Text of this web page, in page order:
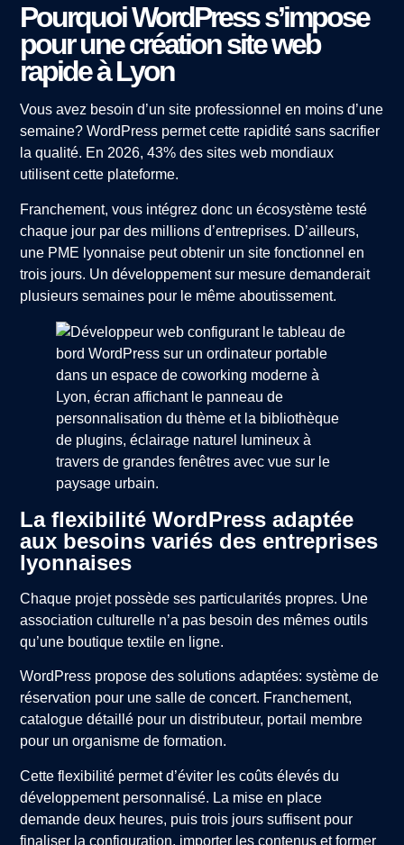
Pourquoi WordPress s’impose
pour une création site web
rapide à Lyon
Vous avez besoin d’un site professionnel en moins d’une
semaine? WordPress permet cette rapidité sans sacrifier
la qualité. En 2026, 43% des sites web mondiaux
utilisent cette plateforme.
Franchement, vous intégrez donc un écosystème testé
chaque jour par des millions d’entreprises. D’ailleurs,
une PME lyonnaise peut obtenir un site fonctionnel en
trois jours. Un développement sur mesure demanderait
plusieurs semaines pour le même aboutissement.
La flexibilité WordPress adaptée
aux besoins variés des entreprises
lyonnaises
Chaque projet possède ses particularités propres. Une
association culturelle n’a pas besoin des mêmes outils
qu’une boutique textile en ligne.
WordPress propose des solutions adaptées: système de
réservation pour une salle de concert. Franchement,
catalogue détaillé pour un distributeur, portail membre
pour un organisme de formation.
Cette flexibilité permet d’éviter les coûts élevés du
développement personnalisé. La mise en place
demande deux heures, puis trois jours suffisent pour
finaliser la configuration, importer les contenus et former